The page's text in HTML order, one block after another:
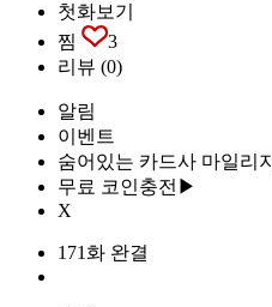
첫화보기
찜
3
리뷰 (0)
알림
이벤트
숨어있는 카드사 마일리지
무료 코인충전▶
X
171화 완결